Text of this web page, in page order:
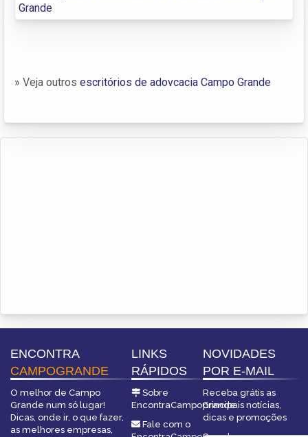
Grande
» Veja outros escritórios de adovcacia Campo Grande
ENCONTRA
CAMPOGRANDE
O melhor de Campo
Grande num só lugar!
Dicas, onde ir, o que fazer,
as melhores empresas,
LINKS
RÁPIDOS
Sobre
EncontraCampoGrande
Fale com o
NOVIDADES
POR E-MAIL
Receba grátis as
principais notícias,
dicas e promoções